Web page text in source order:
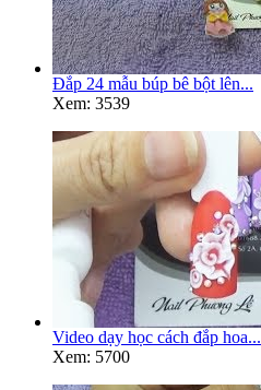
Đắp 24 mẫu búp bê bột lên...
Xem: 3539
Video dạy học cách đắp hoa...
Xem: 5700